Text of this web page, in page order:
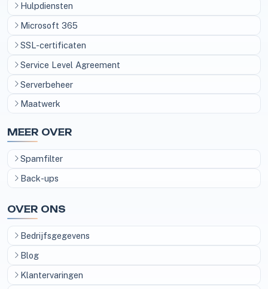
Hulpdiensten
Microsoft 365
SSL-certificaten
Service Level Agreement
Serverbeheer
Maatwerk
MEER OVER
Spamfilter
Back-ups
OVER ONS
Bedrijfsgegevens
Blog
Klantervaringen